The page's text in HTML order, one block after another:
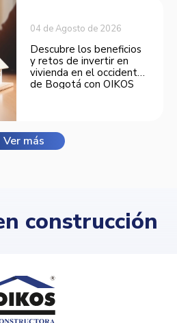
04 de Agosto de 2026
Descubre los beneficios
y retos de invertir en
vivienda en el occidente
de Bogotá con OIKOS
Ver más
construcción